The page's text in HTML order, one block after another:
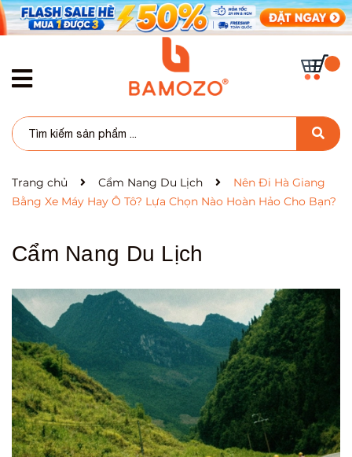
Trang chủ Cẩm Nang Du Lịch
Nên Đi Hà Giang
Bằng Xe Máy Hay Ô Tô? Lựa Chọn Nào Hoàn Hảo Cho Bạn?
Cẩm Nang Du Lịch